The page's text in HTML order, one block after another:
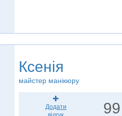
Ксенія
майстер манікюру
Додати
99